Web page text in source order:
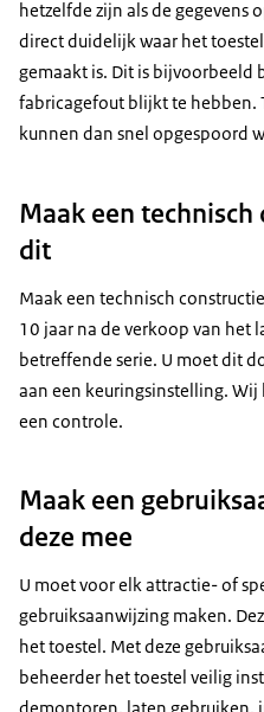
hetzelfde zijn als de gegevens
direct duidelijk waar het
gemaakt is. Dit is bijvoorbeeld
fabricagefout blijkt te hebben.
kunnen dan snel opgespoord
Maak een
dit
Maak een technisch
10 jaar na de verkoop van het
betreffende serie. U moet dit
aan een keuringsinstelling.
een controle.
Maak een
deze mee
U moet voor elk attractie- of
gebruiksaanwijzing maken.
het toestel. Met deze
beheerder het toestel veilig